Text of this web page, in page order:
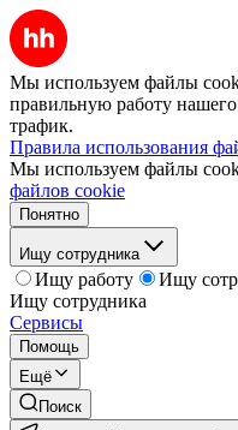
Мы используем файлы
правильную работу нашего
трафик.
Правила использования
Мы используем файлы
файлов cookie
Понятно
Ищу сотрудника
Ищу работу
Ищу
Ищу сотрудника
Сервисы
Помощь
Ещё
Поиск